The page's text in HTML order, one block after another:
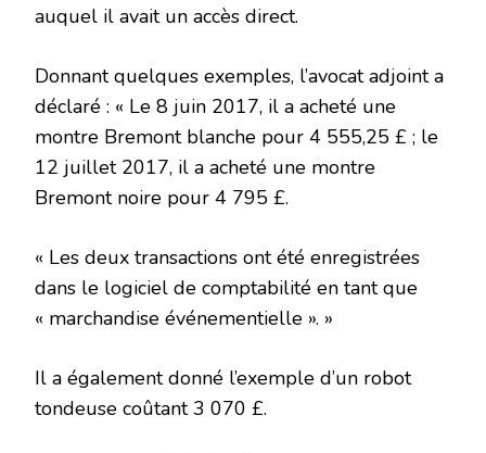
auquel il avait un accès direct.
Donnant quelques exemples, l’avocat adjoint a
déclaré : « Le 8 juin 2017, il a acheté une
montre Bremont blanche pour 4 555,25 £ ; le
12 juillet 2017, il a acheté une montre
Bremont noire pour 4 795 £.
« Les deux transactions ont été enregistrées
dans le logiciel de comptabilité en tant que
« marchandise événementielle ». »
Il a également donné l’exemple d’un robot
tondeuse coûtant 3 070 £.